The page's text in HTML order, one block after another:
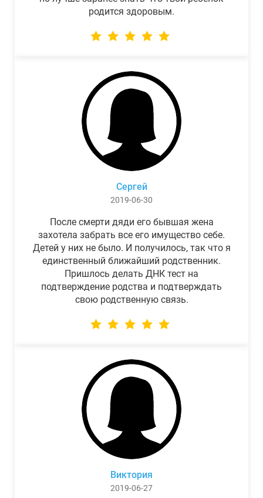
родится здоровым.
Сергей
2019-06-30
После смерти дяди его бывшая жена
захотела забрать все его имущество себе.
Детей у них не было. И получилось, так что я
единственный ближайший родственник.
Пришлось делать ДНК тест на
подтверждение родства и подтверждать
свою родственную связь.
Виктория
2019-06-27